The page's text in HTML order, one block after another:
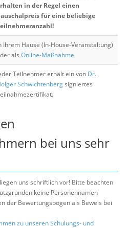
in der Regel einen
für eine beliebige
Ihrem Hause (In-House-Veranstaltung)
als Online-Maßnahme
Teilnehmer erhält ein von Dr.
Schwichtenbergsigniertes
bei uns sehr
uns schriftlich vor! Bitte beachten
keine Personennamen
der Bewertungsbögen als Beweis bei
zu unseren Schulungs- und